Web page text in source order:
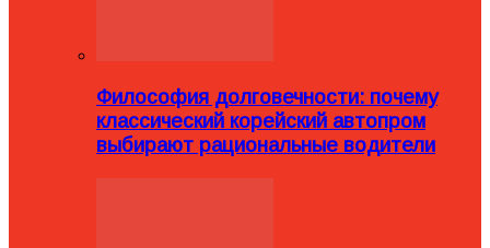
Философия долговечности: почему
классический корейский автопром
выбирают рациональные водители